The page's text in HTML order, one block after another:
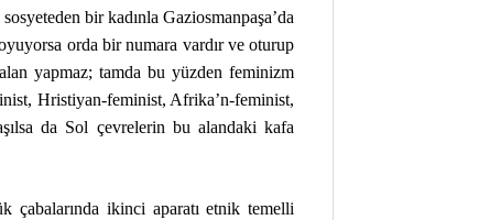
bir kadınla Gaziosmanpaşa’da
orda bir numara vardır ve oturup
yapmaz; tamda bu yüzden feminizm
Hristiyan-feminist, Afrika’n-feminist,
da Sol çevrelerin bu alandaki kafa
çabalarında ikinci aparatı etnik temelli